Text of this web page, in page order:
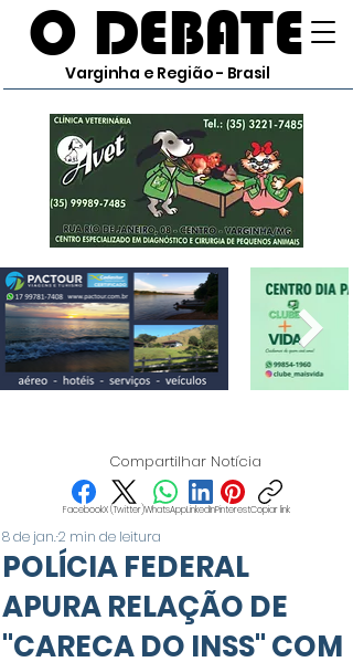
O DEBATE
Varginha e Região - Brasil
Compartilhar Notícia
FacebookX (Twitter)WhatsAppLinkedInPinterestCopiar link
POLÍCIA FEDERAL
APURA RELAÇÃO DE
"CARECA DO INSS" COM
8 de jan.2 min de leitura